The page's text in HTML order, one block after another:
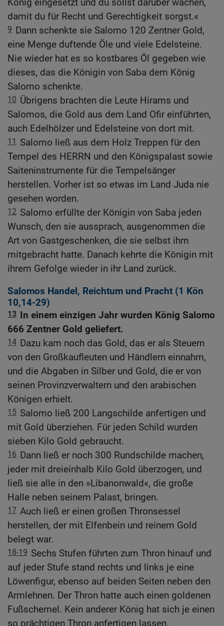
König eingesetzt und du sollst darüber wachen,
damit du für Recht und Gerechtigkeit sorgst.«
9 Dann schenkte sie Salomo 120 Zentner Gold,
eine Menge duftende Öle und viele Edelsteine.
Nie wieder hat es so kostbares Öl gegeben wie
dieses, das die Königin von Saba dem König
Salomo schenkte.
10 Übrigens brachten die Leute Hirams und
Salomos, die Gold aus dem Land Ofir einführten,
auch Edelhölzer und Edelsteine von dort mit.
11
Salomo ließ aus dem Holz Treppen für den
Tempel des HERRN und den Königspalast sowie
Saiteninstrumente für die Tempelsänger
herstellen. Vorher ist so etwas im Land Juda nie
gesehen worden.
12 Salomo erfüllte der Königin von Saba jeden
Wunsch, den sie aussprach, ausgenommen die
Art von Gastgeschenken, die sie selbst ihm
mitgebracht hatte. Danach kehrte die Königin mit
ihrem Gefolge wieder in ihr Land zurück.
Salomos Handel, Reichtum und Pracht (1 Kön
10,14-29)
13 In einem einzigen Jahr wurden König Salomo
666 Zentner Gold geliefert.
14 Dazu kam noch das Gold, das er als Steuern
von den Großkaufleuten und Händlern einnahm,
und die Abgaben in Silber und Gold, die er von
seinen Provinzverwaltern und den arabischen
Königen erhielt.
15 Salomo ließ 200 Langschilde anfertigen und
mit Gold überziehen. Für jeden Schild wurden
sieben Kilo Gold gebraucht.
16 Dann ließ er noch 300 Rundschilde machen,
jeder mit dreieinhalb Kilo Gold überzogen, und
ließ sie alle in den »Libanonwald«, die große
Halle neben seinem Palast, bringen.
17 Auch ließ er einen großen Thronsessel
herstellen, der mit Elfenbein und reinem Gold
belegt war.
18-19 Sechs Stufen führten zum Thron hinauf und
auf jeder Stufe stand rechts und links je eine
Löwenfigur, ebenso auf beiden Seiten neben den
Armlehnen. Der Thron hatte auch einen goldenen
Fußschemel. Kein anderer König hat sich je einen
so prächtigen Thron anfertigen lassen.